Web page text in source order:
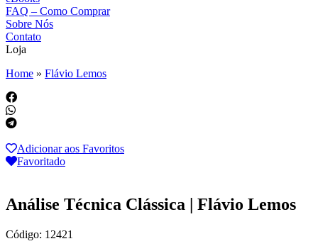
FAQ – Como Comprar
Sobre Nós
Contato
Loja
Home » Flávio Lemos
Adicionar aos Favoritos
Favoritado
Análise Técnica Clássica | Flávio Lemos
Código: 12421